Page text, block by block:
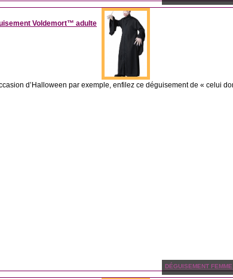
Voldemort™ adulte
d’Halloween par exemple, enfilez ce déguisement de « celui
DÉGUISEMENT FEMME